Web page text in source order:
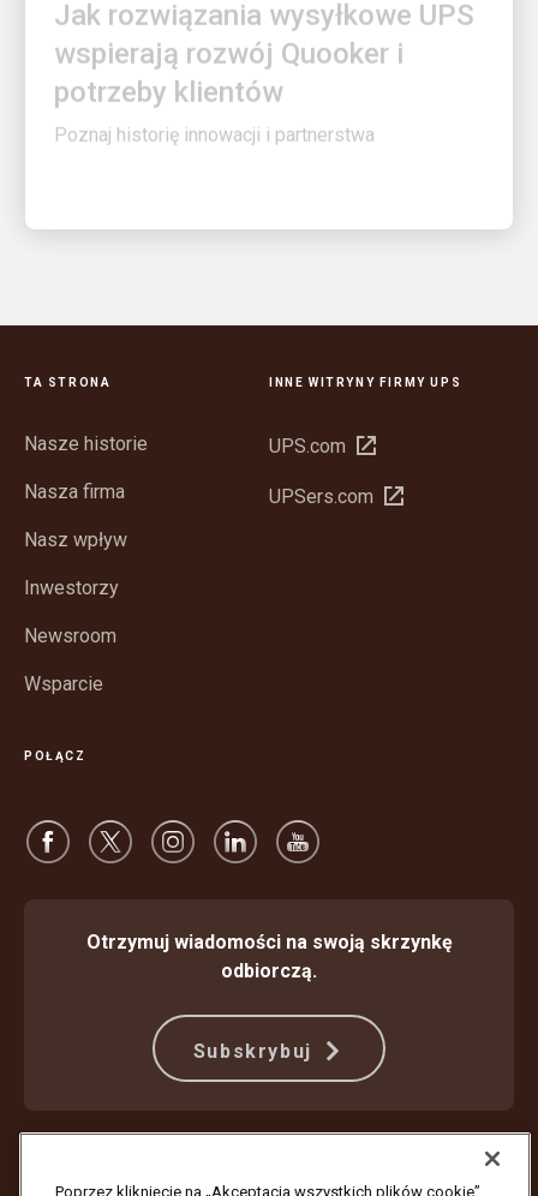
wspierają rozwój Quooker i
potrzeby klientów
Poznaj historię innowacji i partnerstwa
TA STRONA
Nasze historie
Nasza firma
Nasz wpływ
Inwestorzy
Newsroom
Wsparcie
INNE WITRYNY FIRMY UPS
UPS.com Otwórz
nowym
UPSers.com Otwórz
POŁĄCZ
Otrzymuj wiadomości na swoją skrzynkę
odbiorczą.
Subskrybuj
Poprzez kliknięcie na „Akceptacja wszystkich plików cookie”